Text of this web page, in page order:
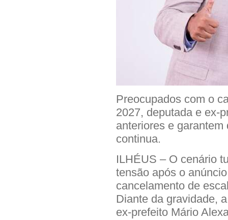
Preocupados com o
2027, deputada e ex-
anteriores e
continua.
ILHÉUS – O cenário
tensão após o
cancelamento de
Diante da gravidade,
ex-prefeito Mário